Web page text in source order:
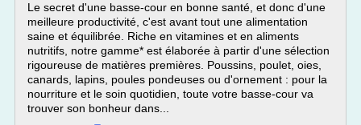
Le secret d'une basse-cour en bonne santé, et donc d'une
meilleure productivité, c'est avant tout une alimentation
saine et équilibrée. Riche en vitamines et en aliments
nutritifs, notre gamme* est élaborée à partir d'une sélection
rigoureuse de matières premières. Poussins, poulet, oies,
canards, lapins, poules pondeuses ou d'ornement : pour la
nourriture et le soin quotidien, toute votre basse-cour va
trouver son bonheur dans...